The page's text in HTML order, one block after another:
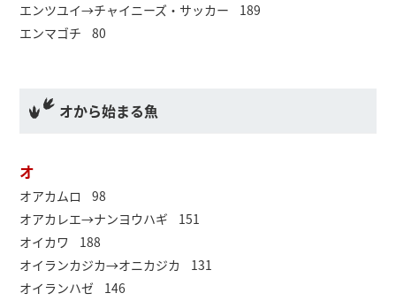
エンツユイ→チャイニーズ・サッカー 189
エンマゴチ 80
オから始まる魚
オ
オアカムロ 98
オアカレエ→ナンヨウハギ 151
オイカワ 188
オイランカジカ→オニカジカ 131
オイランハゼ 146